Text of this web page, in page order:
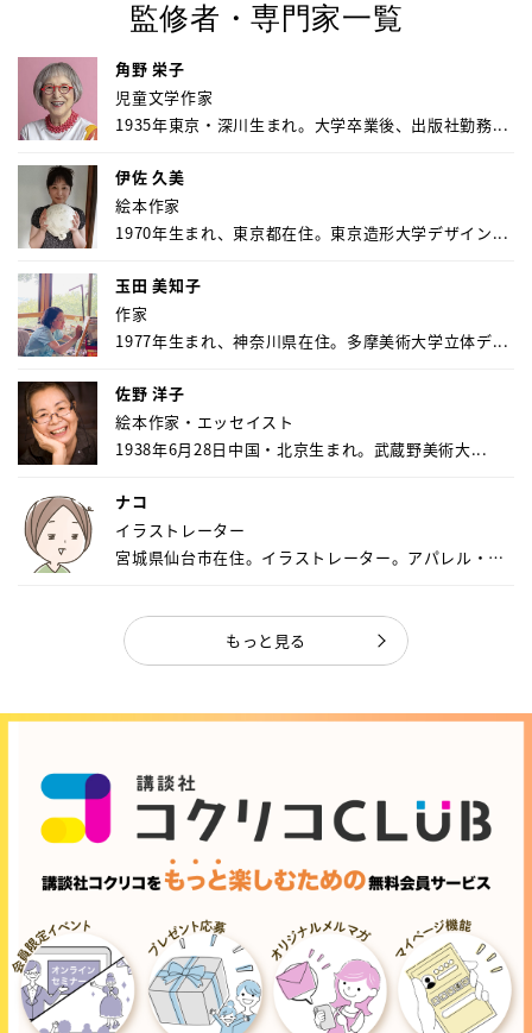
監修者・専門家一覧
角野 栄子
児童文学作家
1935年東京・深川生まれ。大学卒業後、出版社勤務...
伊佐 久美
絵本作家
1970年生まれ、東京都在住。東京造形大学デザイン...
玉田 美知子
作家
1977年生まれ、神奈川県在住。多摩美術大学立体デ...
佐野 洋子
絵本作家・エッセイスト
1938年6月28日中国・北京生まれ。武蔵野美術大...
ナコ
イラストレーター
宮城県仙台市在住。イラストレーター。アパレル・キ
もっと見る